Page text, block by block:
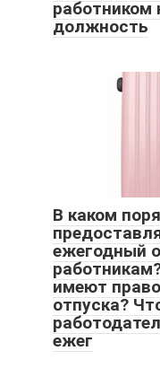
работником
должность
В каком
ежегодный
имеют
отпуска?
ежег